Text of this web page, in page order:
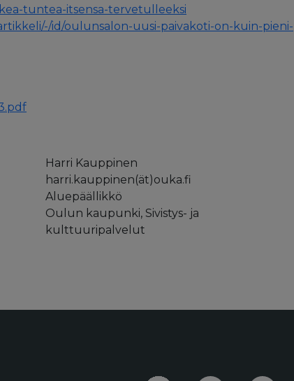
tuntea-itsensa-tervetulleeksi
id/oulunsalon-uusi-paivakoti-on-kuin-pieni-
Harri Kauppinen
harri.kauppinen(ät)ouka.fi
Aluepäällikkö
Oulun kaupunki, Sivistys- ja
kulttuuripalvelut